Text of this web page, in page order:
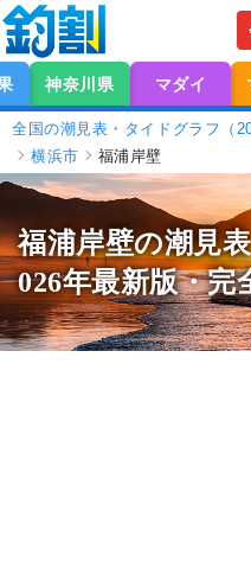
神奈川県 マダイ
全国の潮見表・タイドグラフ（
横浜市
福浦岸壁
福浦岸壁の潮見表
026年最新版・完